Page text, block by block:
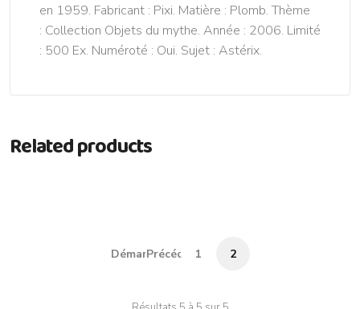
en 1959. Fabricant : Pixi. Matière : Plomb. Thème
: Collection Objets du mythe. Année : 2006. Limité
: 500 Ex. Numéroté : Oui. Sujet : Astérix.
Related products
DémarrerPrécédent
1 2